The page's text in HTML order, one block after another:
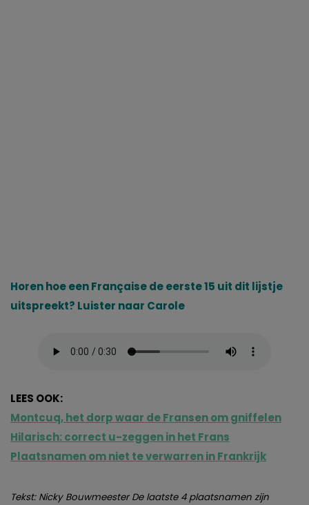
Horen hoe een Française de eerste 15 uit dit lijstje
uitspreekt? Luister naar Carole
LEES OOK:
Montcuq, het dorp waar de Fransen om gniffelen
Hilarisch: correct u-zeggen in het Frans
Plaatsnamen om niet te verwarren in Frankrijk
Tekst: Nicky Bouwmeester De laatste 4 plaatsnamen zijn